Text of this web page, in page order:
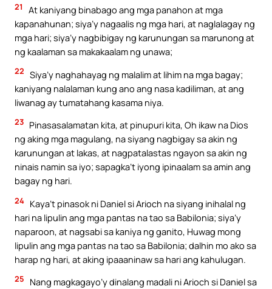
21
At kaniyang binabago ang mga panahon at mga
kapanahunan; siya’y nagaalis ng mga hari, at naglalagay ng
mga hari; siya’y nagbibigay ng karunungan sa marunong at
ng kaalaman sa makakaalam ng unawa;
22 Siya’y naghahayag ng malalim at lihim na mga bagay;
kaniyang nalalaman kung ano ang nasa kadiliman, at ang
liwanag ay tumatahang kasama niya.
23 Pinasasalamatan kita, at pinupuri kita, Oh ikaw na Dios
ng aking mga magulang, na siyang nagbigay sa akin ng
karunungan at lakas, at nagpatalastas ngayon sa akin ng
ninais namin sa iyo; sapagka’t iyong ipinaalam sa amin ang
bagay ng hari.
24 Kaya’t pinasok ni Daniel si Arioch na siyang inihalal ng
hari na lipulin ang mga pantas na tao sa Babilonia; siya’y
naparoon, at nagsabi sa kaniya ng ganito, Huwag mong
lipulin ang mga pantas na tao sa Babilonia; dalhin mo ako sa
harap ng hari, at aking ipaaaninaw sa hari ang kahulugan.
25
Nang magkagayo’y dinalang madali ni Arioch si Daniel sa